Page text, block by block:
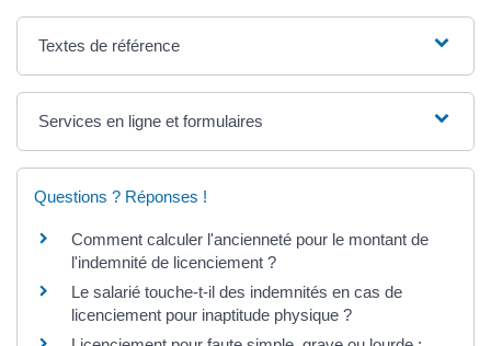
Textes de référence
Services en ligne et formulaires
Questions ? Réponses !
Comment calculer l'ancienneté pour le montant de
l'indemnité de licenciement ?
Le salarié touche-t-il des indemnités en cas de
licenciement pour inaptitude physique ?